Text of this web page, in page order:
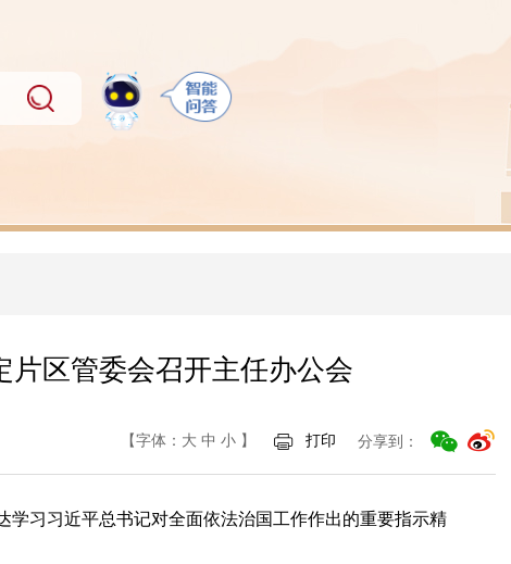
区管委会召开主任办公会
【字体： 大 中 小 】 打印 分享到：
习习近平总书记对全面依法治国工作作出的重要指示精